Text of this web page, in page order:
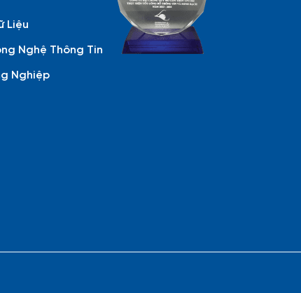
Liệu
Nghệ Thông Tin
Nghiệp